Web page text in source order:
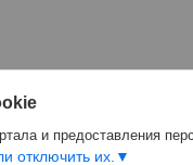
и предоставления
отключить их.